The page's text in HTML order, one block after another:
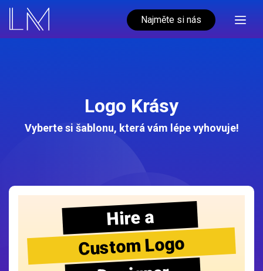
Najměte si nás
Logo Krásy
Vyberte si šablonu, která vám lépe vyhovuje!
Hire a
Custom Logo